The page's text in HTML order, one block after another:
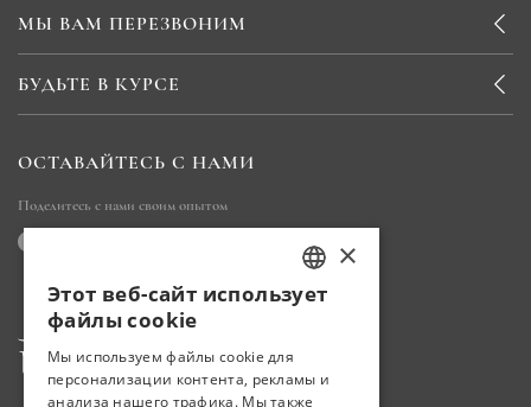
МЫ ВАМ ПЕРЕЗВОНИМ
БУДЬТЕ В КУРСЕ
ОСТАВАЙТЕСЬ С НАМИ
Поделитесь с нами своим опытом
TURKISH
GERMAN
×
Этот веб-сайт использует
файлы cookie
Мы используем файлы cookie для
персонализации контента, рекламы и
анализа нашего трафика. Мы также